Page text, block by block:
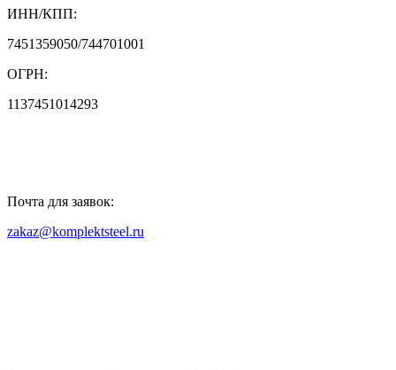
ИНН/КПП:
7451359050/744701001
ОГРН:
1137451014293
Почта для заявок:
zakaz@komplektsteel.ru